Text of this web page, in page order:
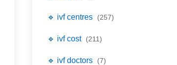
🔹 ivf centres (257)
🔹 ivf cost (211)
🔹 ivf doctors (7)